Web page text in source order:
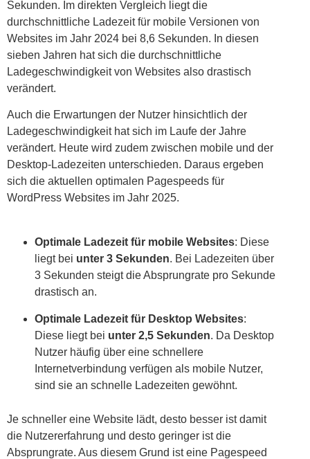
Sekunden. Im direkten Vergleich liegt die
durchschnittliche Ladezeit für mobile Versionen von
Websites im Jahr 2024 bei 8,6 Sekunden. In diesen
sieben Jahren hat sich die durchschnittliche
Ladegeschwindigkeit von Websites also drastisch
verändert.
Auch die Erwartungen der Nutzer hinsichtlich der
Ladegeschwindigkeit hat sich im Laufe der Jahre
verändert. Heute wird zudem zwischen mobile und der
Desktop-Ladezeiten unterschieden. Daraus ergeben
sich die aktuellen optimalen Pagespeeds für
WordPress Websites im Jahr 2025.
Optimale Ladezeit für mobile Websites: Diese
liegt bei unter 3 Sekunden. Bei Ladezeiten über
3 Sekunden steigt die Absprungrate pro Sekunde
drastisch an.
Optimale Ladezeit für Desktop Websites:
Diese liegt bei unter 2,5 Sekunden. Da Desktop
Nutzer häufig über eine schnellere
Internetverbindung verfügen als mobile Nutzer,
sind sie an schnelle Ladezeiten gewöhnt.
Je schneller eine Website lädt, desto besser ist damit
die Nutzererfahrung und desto geringer ist die
Absprungrate. Aus diesem Grund ist eine Pagespeed